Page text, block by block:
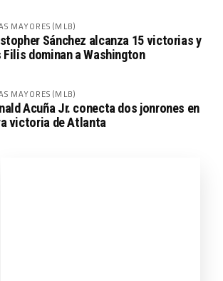
MAYORES (MLB)
Sánchez alcanza 15 victorias y
Filis dominan a Washington
MAYORES (MLB)
Acuña Jr. conecta dos jonrones en
victoria de Atlanta